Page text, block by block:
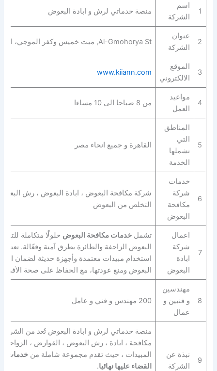
1
اسم
الشركة
منصة خدماتي لرش و ابادة البعوض
2
عنوان
الشركة
Al-Gmohorya St, ميت خميس وكفر الموجي، المنصورة، الدقهلية،
3
الموقع
الالكتروني
www.kiiann.com
4
مواعيد
العمل
من 8 صباحا الى 10 مساءا
5
المناطق
التي
تشملها
الخدمة
القاهرة و جميع انحاء مصر
6
خدمات
شركة
مكافحة
البعوض
شركة مكافحة البعوض ، ابادة البعوض ، رش
التخلص من البعوض
7
اعمال
شركة
ابادة
البعوض
تشمل خدمات مكافحة البعوض حلولًا متكاملة
البعوض الزاحفة والطائرة بطرق آمنة وفعّالة.
استخدام مبيدات معتمدة وأجهزة حديثة لضمان
البعوض ومنع عودتها، مع الحفاظ على صحة الأفراد
8
مهندسين
و فنيين و
عمال
200 مهندس و فني و عامل
9
نبذة عن
الشركة
منصة خدماتي لرش و ابادة البعوض تُعد من
مكافحة ، ابادة ، رش البعوض ، القوارض ، الزواحف
المبيدات ، حيث تقدم مجموعة شاملة من خدمات
القضاء عليها نهائيا.